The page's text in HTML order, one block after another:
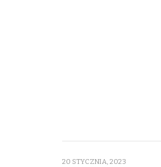
20 STYCZNIA, 2023